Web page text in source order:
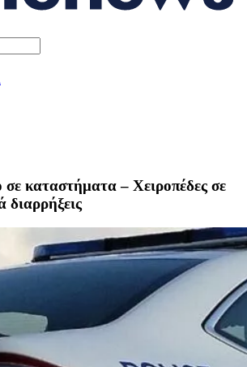
σε καταστήματα – Χειροπέδες σε
διαρρήξεις